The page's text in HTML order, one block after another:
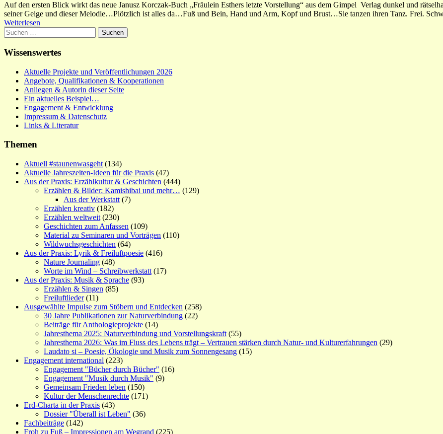
Auf den ersten Blick wirkt das neue Janusz Korczak-Buch „Fräulein Esthers letzte Vorstellung“ aus dem Gimpel Verlag dunkel und
seiner Geige und dieser Melodie…Plötzlich ist alles da…Fuß und Bein, Hand und Arm, Kopf und Brust…Sie tanzen ihren Tanz. Frei.
Weiterlesen
Suchen
nach:
Wissenswertes
Aktuelle Projekte und Veröffentlichungen 2026
Angebote, Qualifikationen & Kooperationen
Anliegen & Autorin dieser Seite
Ein aktuelles Beispiel…
Engagement & Entwicklung
Impressum & Datenschutz
Links & Literatur
Themen
Aktuell #staunenwasgeht (134)
Aktuelle Jahreszeiten-Ideen für die Praxis (47)
Aus der Praxis: Erzählkultur & Geschichten (444)
Erzählen & Bilder: Kamishibai und mehr… (129)
Aus der Werkstatt (7)
Erzählen kreativ (182)
Erzählen weltweit (230)
Geschichten zum Anfassen (109)
Material zu Seminaren und Vorträgen (110)
Wildwuchsgeschichten (64)
Aus der Praxis: Lyrik & Freiluftpoesie (416)
Nature Journaling (48)
Worte im Wind – Schreibwerkstatt (17)
Aus der Praxis: Musik & Sprache (93)
Erzählen & Singen (85)
Freiluftlieder(11)
Ausgewählte Impulse zum Stöbern und Entdecken (258)
30 Jahre Publikationen zur Naturverbindung (22)
Beiträge für Anthologieprojekte (14)
Jahresthema 2025: Naturverbindung und Vorstellungskraft (55)
Jahresthema 2026: Was im Fluss des Lebens trägt – Vertrauen stärken durch Natur- und Kulturerfahrungen (29)
Laudato si – Poesie, Ökologie und Musik zum Sonnengesang (15)
Engagement international (223)
Engagement "Bücher durch Bücher" (16)
Engagement "Musik durch Musik" (9)
Gemeinsam Frieden leben (150)
Kultur der Menschenrechte (171)
Erd-Charta in der Praxis (43)
Dossier "Überall ist Leben" (36)
Fachbeiträge (142)
Froh zu Fuß – Impressionen am Wegrand (225)